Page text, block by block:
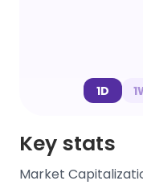
1D
Key stats
Market